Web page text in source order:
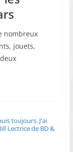
nombreux
jouets,
toujours.J'ai
Lectrice de BD &